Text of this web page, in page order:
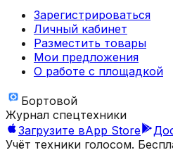
Зарегистрироваться
Личный кабинет
Разместить товары
Мои предложения
О работе с площадкой
Бортовой
Журнал спецтехники
Загрузите вApp Store
Учёт техники голосом.